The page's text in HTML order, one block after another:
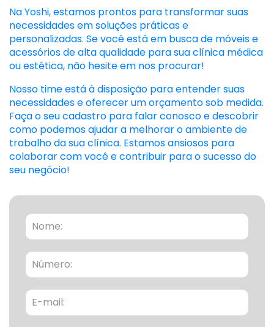
Na Yoshi, estamos prontos para transformar suas
necessidades em soluções práticas e
personalizadas. Se você está em busca de móveis e
acessórios de alta qualidade para sua clínica médica
ou estética, não hesite em nos procurar!
Nosso time está à disposição para entender suas
necessidades e oferecer um orçamento sob medida.
Faça o seu cadastro para falar conosco e descobrir
como podemos ajudar a melhorar o ambiente de
trabalho da sua clínica. Estamos ansiosos para
colaborar com você e contribuir para o sucesso do
seu negócio!